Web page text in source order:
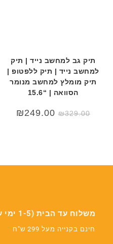
תיק גב למחשב נייד | תיק
למחשב נייד | תיק ללפטופ |
תיק מומלץ למחשב מנומר
הסוואה | “15.6
₪329.00
המחיר
המקורי
₪249.00
משלוח עד הבית (1-5 ימי עסקים)
חינם בקנייה מעל 299 ש"ח